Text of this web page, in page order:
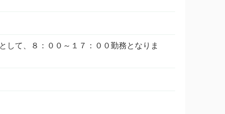
して、８：００～１７：００勤務となりま